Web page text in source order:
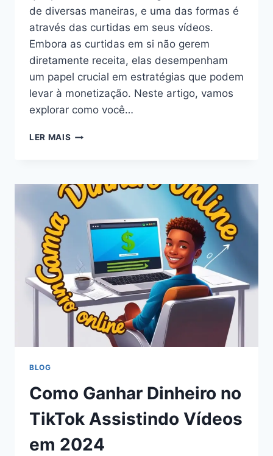
de diversas maneiras, e uma das formas é
através das curtidas em seus vídeos.
Embora as curtidas em si não gerem
diretamente receita, elas desempenham
um papel crucial em estratégias que podem
levar à monetização. Neste artigo, vamos
explorar como você…
LER MAIS COMO
TIKTOK
COM
CURTIDAS
BLOG
Como Ganhar Dinheiro no
TikTok Assistindo Vídeos
em 2024